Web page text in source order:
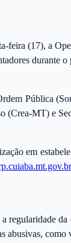
feira (17), a
durante
Pública
(Crea-MT) e
em
regularidade
abusivas,